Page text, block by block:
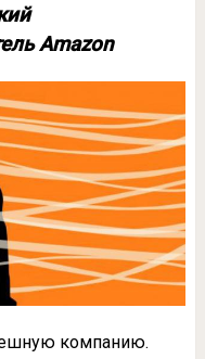
Amazon
компанию.